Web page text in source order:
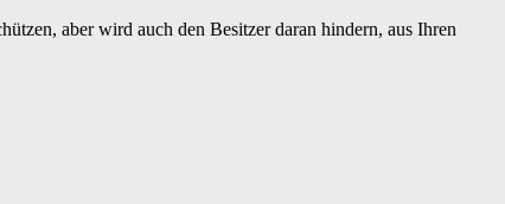
aber wird auch den Besitzer daran hindern, aus Ihren